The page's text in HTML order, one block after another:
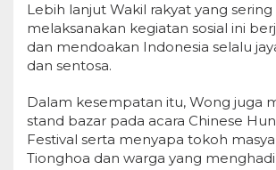
Lebih lanjut Wakil rakyat yang sering
melaksanakan kegiatan sosial ini
dan mendoakan Indonesia selalu
dan sentosa.
Dalam kesempatan itu, Wong juga
stand bazar pada acara Chinese
Festival serta menyapa tokoh
Tionghoa dan warga yang